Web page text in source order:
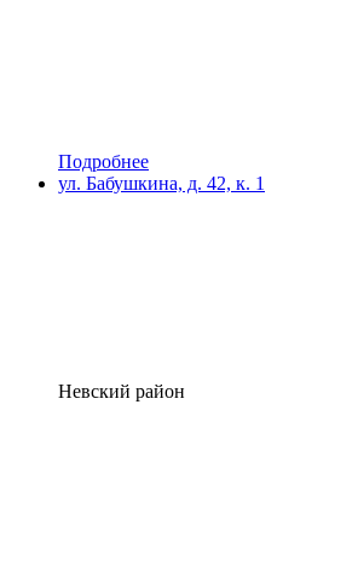
Подробнее
ул. Бабушкина, д. 42, к. 1
Невский район